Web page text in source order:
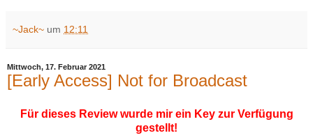
~Jack~ um 12:11
Mittwoch, 17. Februar 2021
[Early Access] Not for Broadcast
Für dieses Review wurde mir ein Key zur Verfügung
gestellt!